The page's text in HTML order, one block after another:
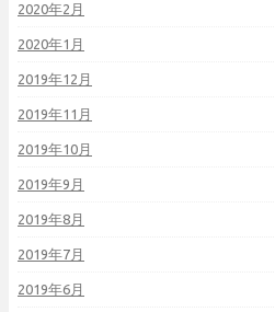
2020年2月
2020年1月
2019年12月
2019年11月
2019年10月
2019年9月
2019年8月
2019年7月
2019年6月